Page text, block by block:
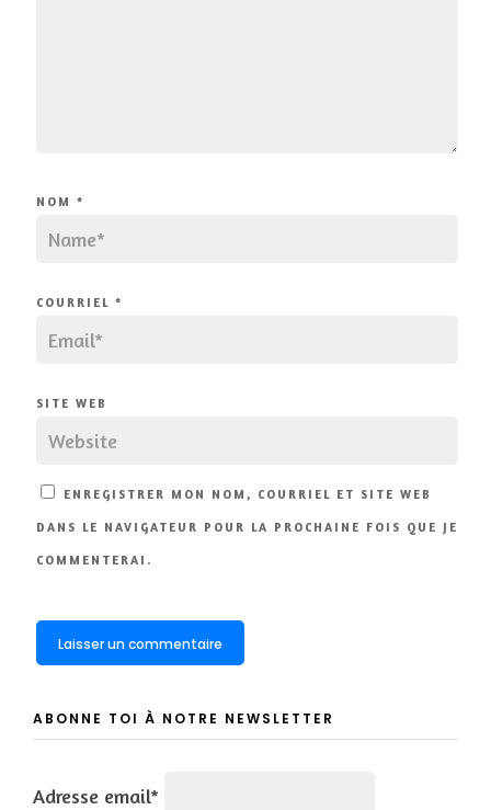
NOM *
COURRIEL *
SITE WEB
ENREGISTRER MON NOM, COURRIEL ET SITE WEB
DANS LE NAVIGATEUR POUR LA PROCHAINE FOIS QUE JE
COMMENTERAI.
ABONNE TOI À NOTRE NEWSLETTER
Adresse email*